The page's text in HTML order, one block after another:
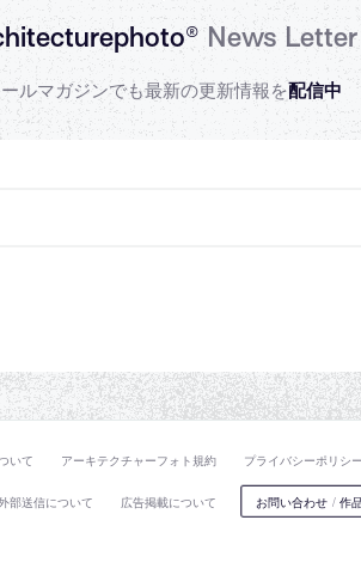
News Letter
ールマガジンでも最新の更新情報を配信中
いて アーキテクチャーフォト規約 プライバシーポリシー
部送信について 広告掲載について お問い合わせ / 作